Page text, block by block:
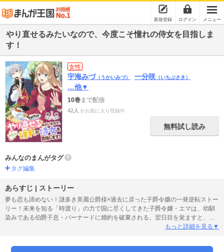
新規登録 ログイン メニュー
やり直せるみたいなので、今度こそ憧れの侍女を目指しま
す！
女性
宇海みづ （うかいみづ） 一分咲 （いちぶさき）
…他▼
10巻まで配信
42人 がお気に入り登録中
無料試し読み
みんなのまんがタグ
タグ編集
あらすじ | ストーリー
夢も恋も諦めない！謎多き美麗公爵様×過去に戻った子爵令嬢の一発逆転ストー
リー！未来を知る「時渡り」の力で国に尽くしてきた子爵令嬢・エマは、幼馴
染みである伯爵子息・バーナードに婚約を破棄される。翌日目を覚ますと、な
ぜか15歳の過去に戻ってしまっていて!?国の犠牲になるのはもう終わり！ 二度
もっと詳細を見る▼